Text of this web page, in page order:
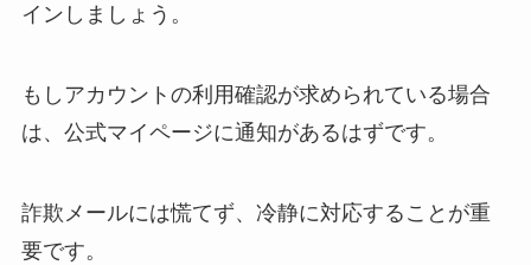
インしましょう。
もしアカウントの利用確認が求められている場合
は、公式マイページに通知があるはずです。
詐欺メールには慌てず、冷静に対応することが重
要です。